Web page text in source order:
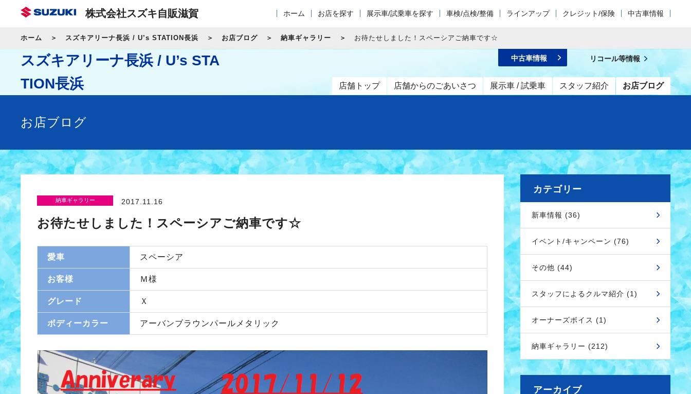
株式会社スズキ自販滋賀 ホーム お店を探す 展示車/試乗車を探す 車検/点検/整備 ラインアップ クレジット/保険 中古車情報
ホーム スズキアリーナ長浜 / U’s STATION長浜 お店ブログ 納車ギャラリー お待たせしました！スペーシアご納車です☆
スズキアリーナ長浜 / U’s STA
TION長浜
店舗トップ 店舗からのごあいさつ 展示車 / 試乗車 スタッフ紹介 お店ブログ
中古車情報 リコール等情報
お店ブログ
納車ギャラリー 2017.11.16
お待たせしました！スペーシアご納車です☆
愛車 スペーシア
お客様 Ｍ様
グレード Ｘ
ボディーカラー アーバンブラウンパールメタリック
カテゴリー
新車情報 (36)
イベント/キャンペーン (76)
その他 (44)
スタッフによるクルマ紹介 (1)
オーナーズボイス (1)
納車ギャラリー (212)
アーカイブ